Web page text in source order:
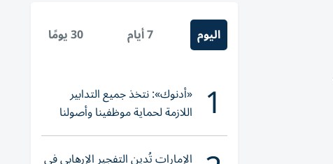
اليوم 7 أيام 30 يومًا
1 «أدنوك»: نتخذ جميع التدابير
اللازمة لحماية موظفينا وأصولنا
وعملياتنا
الإمارات تُدين التفجير الإرهابي في